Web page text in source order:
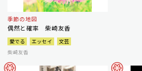
季節の地図
偶然と確率 柴崎友香
愛でる エッセイ
文芸
柴崎友香